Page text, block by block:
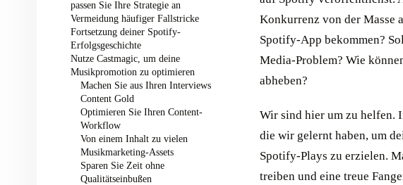
passen Sie Ihre Strategie an
Vermeidung häufiger Fallstricke
Fortsetzung deiner Spotify-
Erfolgsgeschichte
Nutze Castmagic, um deine
Musikpromotion zu optimieren
Machen Sie aus Ihren Interviews
Content Gold
Optimieren Sie Ihren Content-
Workflow
Von einem Inhalt zu vielen
Musikmarketing-Assets
Sparen Sie Zeit ohne
Qualitätseinbußen
Konkurrenz von der Masse
Spotify-App bekommen?
Media-Problem? Wie
abheben?
Wir sind hier um zu helfen.
die wir gelernt haben, um
Spotify-Plays zu erzielen.
treiben und eine treue